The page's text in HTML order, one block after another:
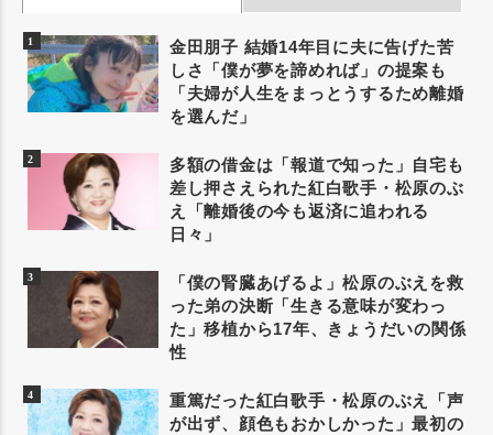
金田朋子 結婚14年目に夫に告げた苦
しさ「僕が夢を諦めれば」の提案も
「夫婦が人生をまっとうするため離婚
を選んだ」
多額の借金は「報道で知った」自宅も
差し押さえられた紅白歌手・松原のぶ
え「離婚後の今も返済に追われる
日々」
「僕の腎臓あげるよ」松原のぶえを救
った弟の決断「生きる意味が変わっ
た」移植から17年、きょうだいの関係
性
重篤だった紅白歌手・松原のぶえ「声
が出ず、顔色もおかしかった」最初の